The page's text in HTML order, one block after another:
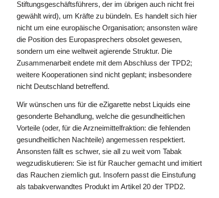
Stiftungsgeschäftsführers, der im übrigen auch nicht frei
gewählt wird), um Kräfte zu bündeln. Es handelt sich hier
nicht um eine europäische Organisation; ansonsten wäre
die Position des Europasprechers obsolet gewesen,
sondern um eine weltweit agierende Struktur. Die
Zusammenarbeit endete mit dem Abschluss der TPD2;
weitere Kooperationen sind nicht geplant; insbesondere
nicht Deutschland betreffend.
Wir wünschen uns für die eZigarette nebst Liquids eine
gesonderte Behandlung, welche die gesundheitlichen
Vorteile (oder, für die Arzneimittelfraktion: die fehlenden
gesundheitlichen Nachteile) angemessen respektiert.
Ansonsten fällt es schwer, sie all zu weit vom Tabak
wegzudiskutieren: Sie ist für Raucher gemacht und imitiert
das Rauchen ziemlich gut. Insofern passt die Einstufung
als tabakverwandtes Produkt im Artikel 20 der TPD2.